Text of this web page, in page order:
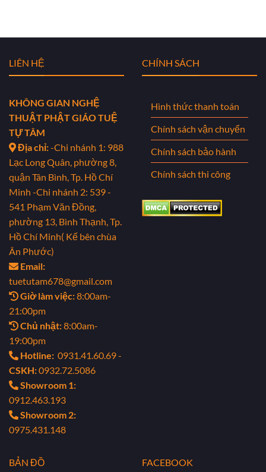
LIÊN HỆ
KHÔNG GIAN NGHỆ
THUẬT PHẬT GIÁO TUỆ
TỰ TÂM
Địa chỉ:-Chi nhánh 1: 988
Lạc Long Quân, phường 8,
quận Tân Bình, Tp. Hồ Chí
Minh -Chi nhánh 2: 539 -
541 Phạm Văn Đồng,
phường 13, Bình Thạnh, Tp.
Hồ Chí Minh( Kế bên chùa
Ân Phước)
Email:
tuetutam678@gmail.com
Giờ làm việc:8:00am-
21:00pm
Chủ nhật:8:00am-
19:00pm
Hotline: 0931.41.60.69 -
CSKH:0932.72.5086
Showroom 1:
0912.463.193
Showroom 2:
0975.431.148
CHÍNH SÁCH
Hình thức thanh toán
Chính sách vận chuyển
Chính sách bảo hành
Chính sách thi công
BẢN ĐỒ FACEBOOK